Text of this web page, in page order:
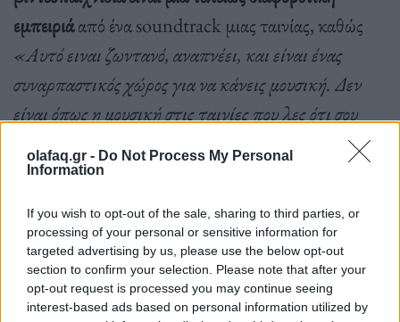
olafaq.gr - Do Not Process My Personal
Information
If you wish to opt-out of the sale, sharing to third parties, or
processing of your personal or sensitive information for
targeted advertising by us, please use the below opt-out
section to confirm your selection. Please note that after your
opt-out request is processed you may continue seeing
interest-based ads based on personal information utilized by
εμπειριάαπό ένα soundtrack μιας ταινίας, καθώς
«Αυτό ειναι ζωντανό, αναπνέει, και είναι ένας
συναρπαστικός χώρος για να κάνεις μουσική. Δεν
είναι όπως η μουσική στις ταινίες που λες ότι σου
αρέσει το soundtrack και ίσως το ακούσεις ξανά
κάποια στιγμή»
Το δεύτερο παιχνίδι στο οποίο δούλεψε ήταν το
Assassin’s Creed Valhalla: Dawn of Ragnarök”,
και είναι αυτό που της χάρισε την υποψηφιότητα και